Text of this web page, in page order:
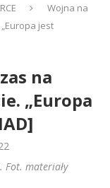
Wojna na
jest
na
„Europa
materiały